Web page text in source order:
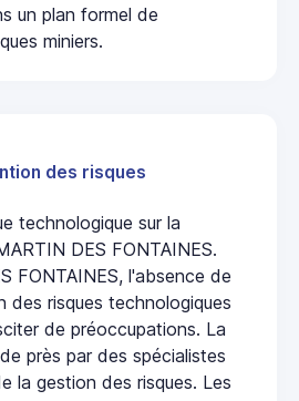
un plan formel de
miniers.
des risques
technologique sur la
DES FONTAINES.
FONTAINES, l'absence de
des risques technologiques
de préoccupations. La
près par des spécialistes
la gestion des risques. Les